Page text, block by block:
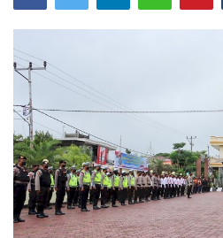
Giat Ops
Jurnal Kamtibmas